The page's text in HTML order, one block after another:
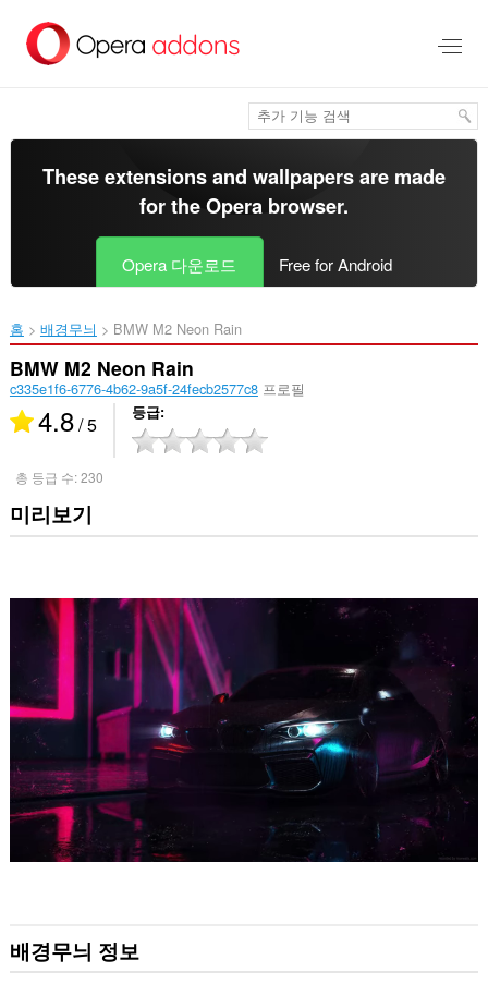
건
These extensions and wallpapers are made
for theOpera browser.
Opera 다운로드 Free for Android
홈 배경무늬 BMW M2 Neon Rain‎
BMW M2 Neon Rain
c335e1f6-6776-4b62-9a5f-24fecb2577c8프로필
4.8/ 5 등급
총 등급 수:230
미리보기
배경무늬 정보